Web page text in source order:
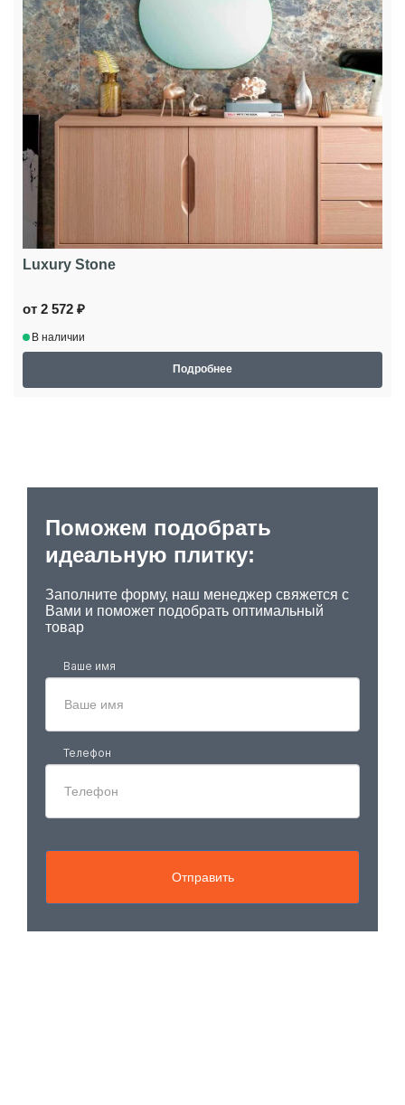
Luxury Stone
от 2 572 ₽
В наличии
Подробнее
Поможем подобрать
идеальную плитку:
Заполните форму, наш менеджер свяжется с
Вами и поможет подобрать оптимальный
товар
Ваше имя
Телефон
Отправить